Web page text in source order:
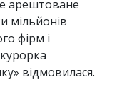
арештоване
мільйонів
фірм і
відмовилася.